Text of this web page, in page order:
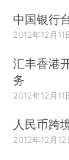
中国银行
2012年12月11
汇丰香港
务
2012年12月11
人民币跨
2012年12月12